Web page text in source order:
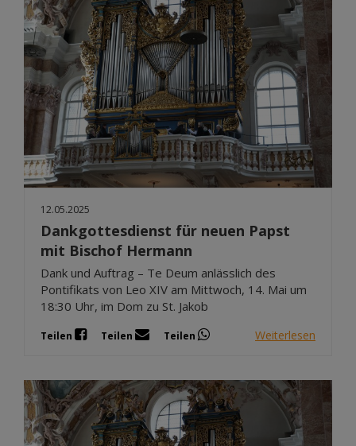
12.05.2025
Dankgottesdienst für neuen Papst
mit Bischof Hermann
Dank und Auftrag – Te Deum anlässlich des
Pontifikats von Leo XIV am Mittwoch, 14. Mai um
18:30 Uhr, im Dom zu St. Jakob
Teilen Teilen Teilen Weiterlesen